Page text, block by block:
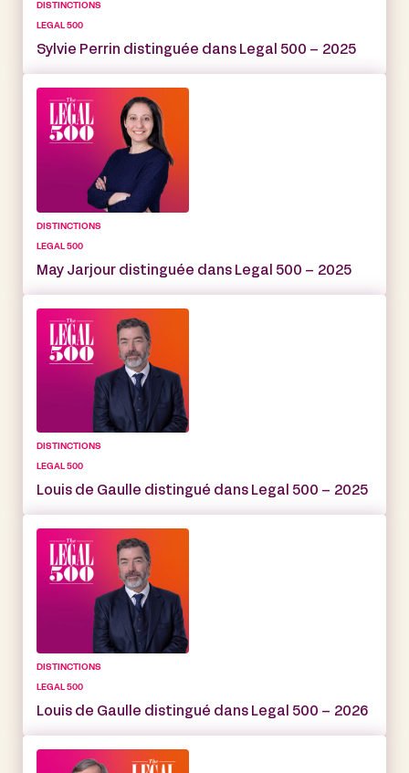
DISTINCTIONS
LEGAL 500
Sylvie Perrin distinguée dans Legal 500 – 2025
DISTINCTIONS
LEGAL 500
May Jarjour distinguée dans Legal 500 – 2025
DISTINCTIONS
LEGAL 500
Louis de Gaulle distingué dans Legal 500 – 2025
DISTINCTIONS
LEGAL 500
Louis de Gaulle distingué dans Legal 500 – 2026